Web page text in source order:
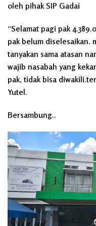
oleh pihak SIP Gadai
“Selamat pagi pak
pak belum diselesaikan.
tanyakan sama atasan
wajib nasabah yang
pak, tidak bisa
Yutel.
Bersambung..